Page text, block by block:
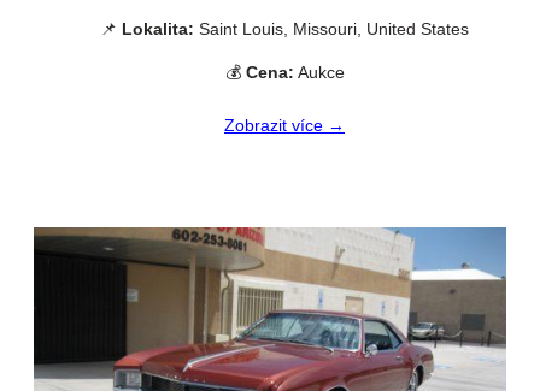
📌 Lokalita: Saint Louis, Missouri, United States
💰 Cena: Aukce
Zobrazit více →